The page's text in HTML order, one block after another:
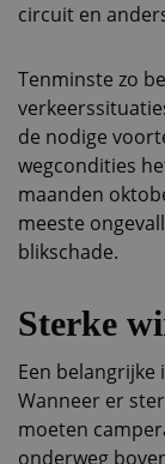
circuit en
Tenminste zo
de nodige
wegcondities
maanden
meeste
blikschade.
Sterke
Een
Wanneer er
moeten
onderweg